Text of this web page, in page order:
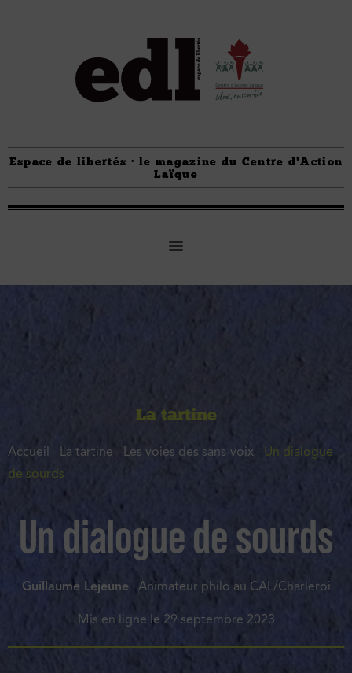
Espace de libertés · le magazine du Centre d'Action
Laïque
La tartine
Accueil - La tartine - Les voies des sans-voix - Un dialogue
de sourds
Un dialogue de sourds
Guillaume Lejeune · Animateur philo au CAL/Charleroi
Mis en ligne le 29 septembre 2023